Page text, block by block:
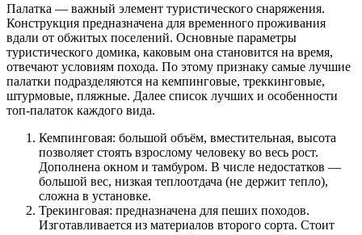
Палатка — важный элемент туристического снаряжения.
Конструкция предназначена для временного проживания
вдали от обжитых поселений. Основные параметры
туристического домика, каковым она становится на время,
отвечают условиям похода. По этому признаку самые лучшие
палатки подразделяются на кемпинговые, треккинговые,
штурмовые, пляжные. Далее список лучших и особенности
топ-палаток каждого вида.
Кемпинговая: большой объём, вместительная, высота
позволяет стоять взрослому человеку во весь рост.
Дополнена окном и тамбуром. В числе недостатков —
большой вес, низкая теплоотдача (не держит тепло),
сложна в установке.
Трекинговая: предназначена для пеших походов.
Изготавливается из материалов второго сорта. Стоит